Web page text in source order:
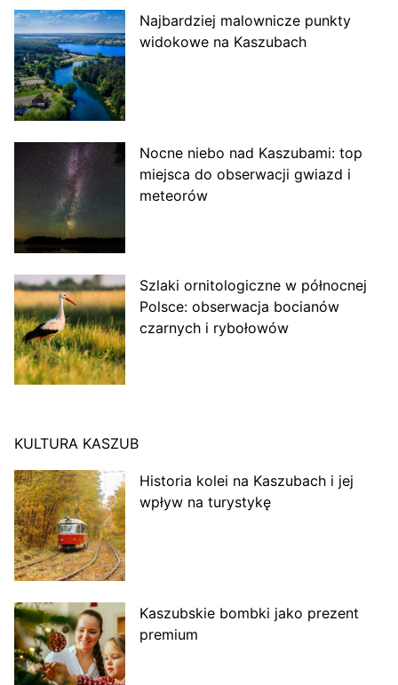
Najbardziej malownicze punkty
widokowe na Kaszubach
Nocne niebo nad Kaszubami: top
miejsca do obserwacji gwiazd i
meteorów
Szlaki ornitologiczne w północnej
Polsce: obserwacja bocianów
czarnych i rybołowów
KULTURA KASZUB
Historia kolei na Kaszubach i jej
wpływ na turystykę
Kaszubskie bombki jako prezent
premium